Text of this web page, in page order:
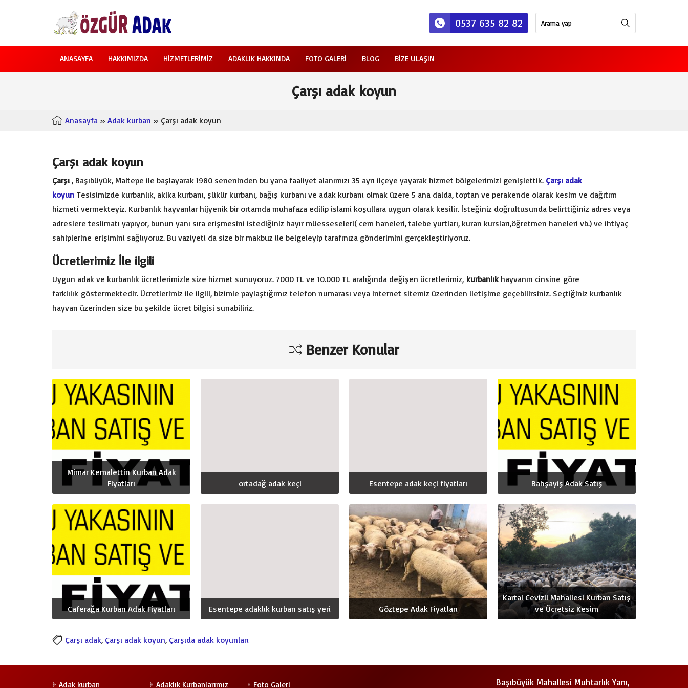
0537 635 82 82
ANASAYFA HAKKIMIZDA HIZMETLERIMIZ ADAKLIK HAKKINDA FOTO GALERI BLOG BIZE ULAŞIN
Çarşı adak koyun
Anasayfa » Adak kurban » Çarşı adak koyun
Çarşı adak koyun
Çarşı , Başıbüyük, Maltepe ile başlayarak 1980 seneninden bu yana faaliyet alanımızı 35 ayrı ilçeye yayarak hizmet bölgelerimizi genişlettik. Çarşı adak
koyun Tesisimizde kurbanlık, akika kurbanı, şükür kurbanı, bağış kurbanı ve adak kurbanı olmak üzere 5 ana dalda, toptan ve perakende olarak kesim ve dağıtım
hizmeti vermekteyiz. Kurbanlık hayvanlar hijyenik bir ortamda muhafaza edilip islami koşullara uygun olarak kesilir. İsteğiniz doğrultusunda belirttiğiniz adres veya
adreslere teslimatı yapıyor, bunun yanı sıra erişmesini istediğiniz hayır müesseseleri( cem haneleri, talebe yurtları, kuran kursları,öğretmen haneleri vb.) ve ihtiyaç
sahiplerine erişimini sağlıyoruz. Bu vaziyeti da size bir makbuz ile belgeleyip tarafınıza gönderimini gerçekleştiriyoruz.
Ücretlerimiz İle ilgili
Uygun adak ve kurbanlık ücretlerimizle size hizmet sunuyoruz. 7000 TL ve 10.000 TL aralığında değişen ücretlerimiz, kurbanlıkhayvanın cinsine göre
farklılık göstermektedir. Ücretlerimiz ile ilgili, bizimle paylaştığımız telefon numarası veya internet sitemiz üzerinden iletişime geçebilirsiniz. Seçtiğiniz kurbanlık
hayvan üzerinden size bu şekilde ücret bilgisi sunabiliriz.
Benzer Konular
Mimar Kemalettin Kurban Adak
Fiyatları
ortadağ adak keçi Esentepe adak keçi fiyatları Bahşayiş Adak Satış
Caferağa Kurban Adak Fiyatları Esentepe adaklık kurban satış yeri Göztepe Adak Fiyatları
Kartal Cevizli Mahallesi Kurban Satış
ve Ücretsiz Kesim
Çarşı adak, Çarşı adak koyun, Çarşıda adak koyunları
Adak kurban Adaklık Kurbanlarımız Foto Galeri Başıbüyük Mahallesi Muhtarlık Yanı,